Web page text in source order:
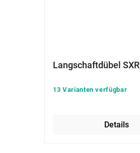
Langschaftdübel SXR
13 Varianten verfügbar
Details